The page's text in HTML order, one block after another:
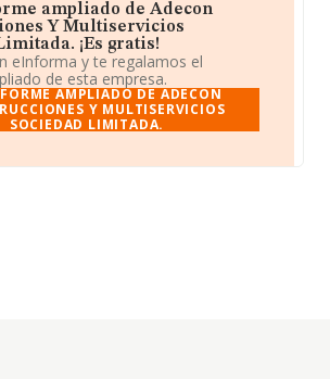
ampliado de Adecon
Y Multiservicios
¡Es gratis!
eInforma y te regalamos el
de esta empresa.
AMPLIADO DE ADECON
Y MULTISERVICIOS
SOCIEDAD LIMITADA.